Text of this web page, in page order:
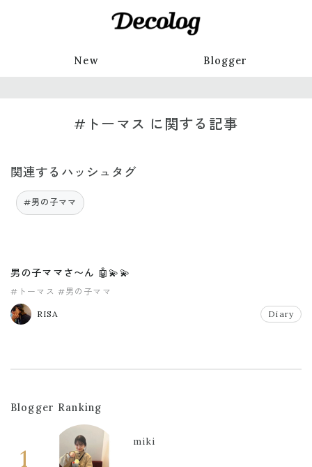
New Blogger
#トーマス に関する記事
関連するハッシュタグ
#男の子ママ
男の子ママさ〜ん 🤖💫💫
#トーマス #男の子ママ
RISA Diary
Blogger Ranking
1
miki